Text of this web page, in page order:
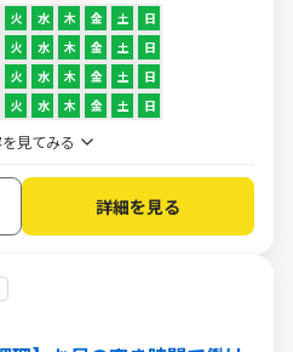
火 水 木 金 土 日
火 水 木 金 土 日
火 水 木 金 土 日
火 水 木 金 土 日
見てみる
詳細を見る